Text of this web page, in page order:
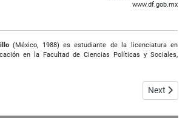
www.df.gob.mx
(México, 1988) es estudiante de la licenciatura en
en la Facultad de Ciencias Políticas y Sociales,
Next
Next